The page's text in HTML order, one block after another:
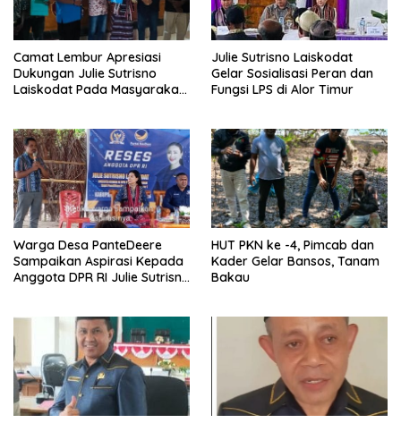
Camat Lembur Apresiasi
Dukungan Julie Sutrisno
Laiskodat Pada Masyarakat
Julie Sutrisno Laiskodat
Gelar Sosialisasi Peran dan
Fungsi LPS di Alor Timur
Warga Desa PanteDeere
Sampaikan Aspirasi Kepada
Anggota DPR RI Julie Sutrisno
HUT PKN ke -4, Pimcab dan
Kader Gelar Bansos, Tanam
Bakau